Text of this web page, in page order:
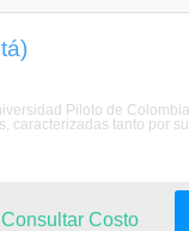
Piloto de
caracterizadas tanto por
Consultar Costo